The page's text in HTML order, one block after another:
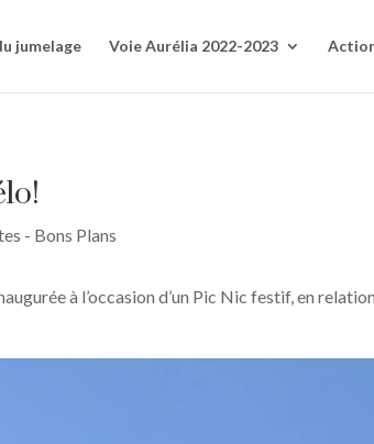
jumelage Voie Aurélia 2022-2023
- Bons Plans
à l’occasion d’un Pic Nic festif, en